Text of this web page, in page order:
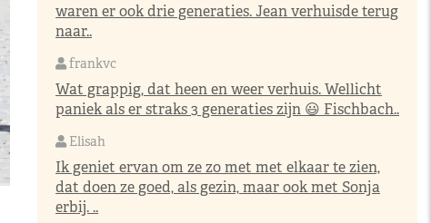
waren er ook drie generaties. Jean verhuisde terug
naar..
frankvc
Wat grappig, dat heen en weer verhuis. Wellicht
paniek als er straks 3 generaties zijn 😃 Fischbach..
Elisah
Ik geniet ervan om ze zo met met elkaar te zien,
dat doen ze goed, als gezin, maar ook met Sonja
erbij. ..